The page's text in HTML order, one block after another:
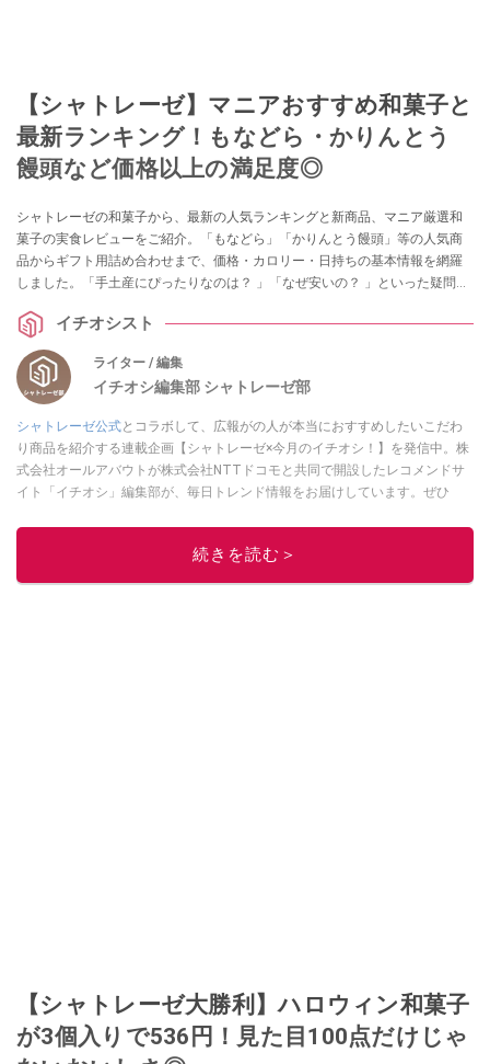
【シャトレーゼ】マニアおすすめ和菓子と
最新ランキング！もなどら・かりんとう
饅頭など価格以上の満足度◎
シャトレーゼの和菓子から、最新の人気ランキングと新商品、マニア厳選和
菓子の実食レビューをご紹介。「もなどら」「かりんとう饅頭」等の人気商
品からギフト用詰め合わせまで、価格・カロリー・日持ちの基本情報を網羅
しました。「手土産にぴったりなのは？ 」「なぜ安いの？ 」といった疑問に
イチオシスト
ライター / 編集
イチオシ編集部 シャトレーゼ部
シャトレーゼ公式とコラボして、広報がの人が本当におすすめしたいこだわ
り商品を紹介する連載企画【シャトレーゼ×今月のイチオシ！】を発信中。株
式会社オールアバウトが株式会社NTTドコモと共同で開設したレコメンドサ
イト「イチオシ」編集部が、毎日トレンド情報をお届けしています。ぜひ
このイチオシストの他の記事を読む
続きを読む＞
【シャトレーゼ大勝利】ハロウィン和菓子
が3個入りで536円！見た目100点だけじゃ